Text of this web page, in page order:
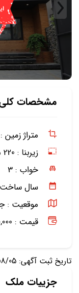
مشخصات
متراژ زمین :
زیربنا : 220 متر
خواب : 3
سال
موقعیت :
قیمت : 1,400,000,000 تومان /
تاریخ ثبت آگهی: 1400/08/05
جزییات ملک